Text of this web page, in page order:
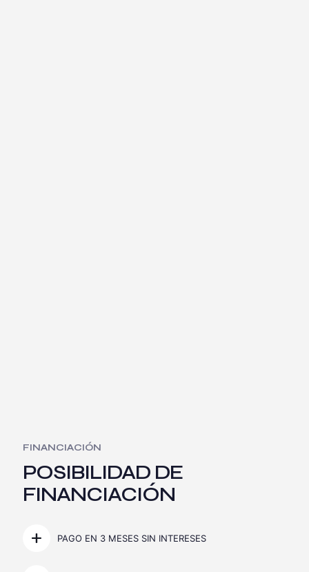
FINANCIACIÓN
POSIBILIDAD DE
FINANCIACIÓN
PAGO EN 3 MESES SIN INTERESES